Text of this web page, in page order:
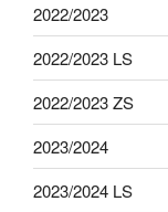
2022/2023
2022/2023 LS
2022/2023 ZS
2023/2024
2023/2024 LS